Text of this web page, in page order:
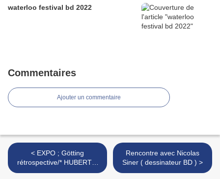
waterloo festival bd 2022
Commentaires
Ajouter un commentaire
< EXPO ; Götting
rétrospective/* HUBERTY-
BREYNE GALLERY /
Rencontre avec Nicolas
Siner ( dessinateur BD ) >